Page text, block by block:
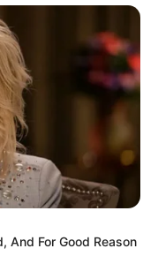
Eve” powraca z
And For Good Reason